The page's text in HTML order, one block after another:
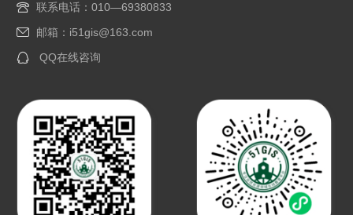
联系电话：010—69380833
邮箱：i51gis@163.com
QQ在线咨询